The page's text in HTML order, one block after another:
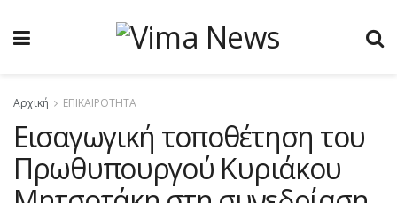
Αρχική ΕΠΙΚΑΙΡΟΤΗΤΑ
Εισαγωγική τοποθέτηση του
Πρωθυπουργού Κυριάκου